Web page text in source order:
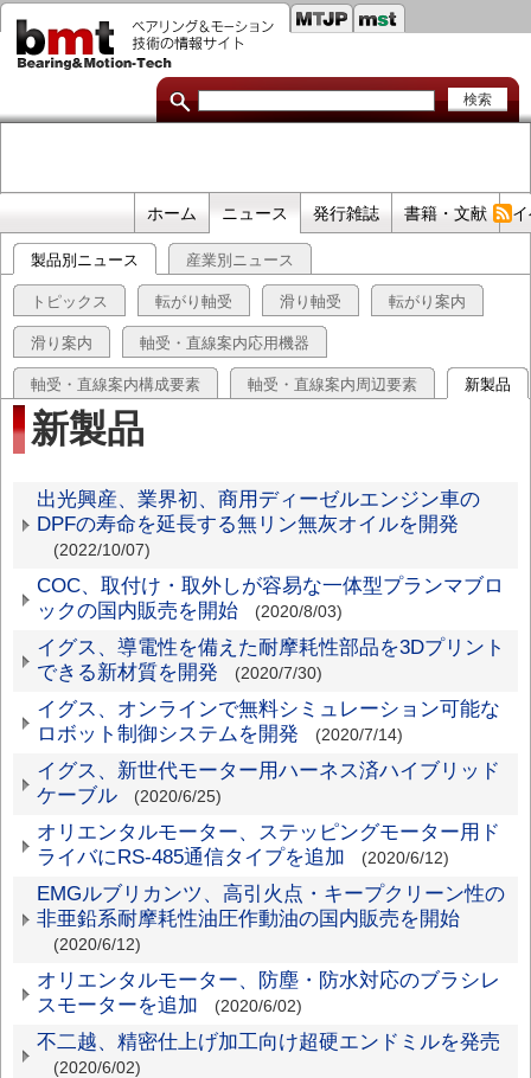
メ
イ
テ
カ
ン
ダ
リ
ン
ク
ラ
イ
リ
リ
ン
ク
ホーム ニュース 発行雑誌 書籍・文献
製品別ニュース 産業別ニュース
トピックス 転がり軸受 滑り軸受 転がり案内
滑り案内 軸受・直線案内応用機器
軸受・直線案内構成要素 軸受・直線案内周辺要素 新製品
新製品
製
出光興産、業界初、商用ディーゼルエンジン車の
DPFの寿命を延長する無リン無灰オイルを開発
(2022/10/07)
COC、取付け・取外しが容易な一体型プランマブロ
ックの国内販売を開始
(2020/8/03)
イグス、導電性を備えた耐摩耗性部品を3Dプリント
できる新材質を開発
(2020/7/30)
イグス、オンラインで無料シミュレーション可能な
ロボット制御システムを開発
(2020/7/14)
イグス、新世代モーター用ハーネス済ハイブリッド
ケーブル
(2020/6/25)
オリエンタルモーター、ステッピングモーター用ド
ライバにRS-485通信タイプを追加
(2020/6/12)
EMGルブリカンツ、高引火点・キープクリーン性の
非亜鉛系耐摩耗性油圧作動油の国内販売を開始
(2020/6/12)
オリエンタルモーター、防塵・防水対応のブラシレ
スモーターを追加
(2020/6/02)
不二越、精密仕上げ加工向け超硬エンドミルを発売
(2020/6/02)